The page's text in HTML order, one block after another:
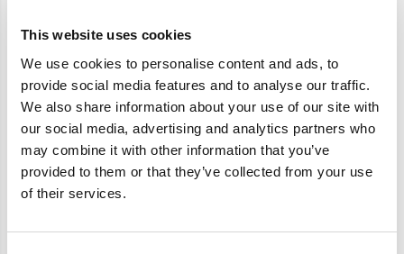
This website uses cookies
We use cookies to personalise content and ads, to
provide social media features and to analyse our traffic.
We also share information about your use of our site with
our social media, advertising and analytics partners who
may combine it with other information that you’ve
provided to them or that they’ve collected from your use
of their services.
Achterlicht/remlicht 1997-
Ba15d 21/4W
Specificaties
Merk
Artikelcode 977710